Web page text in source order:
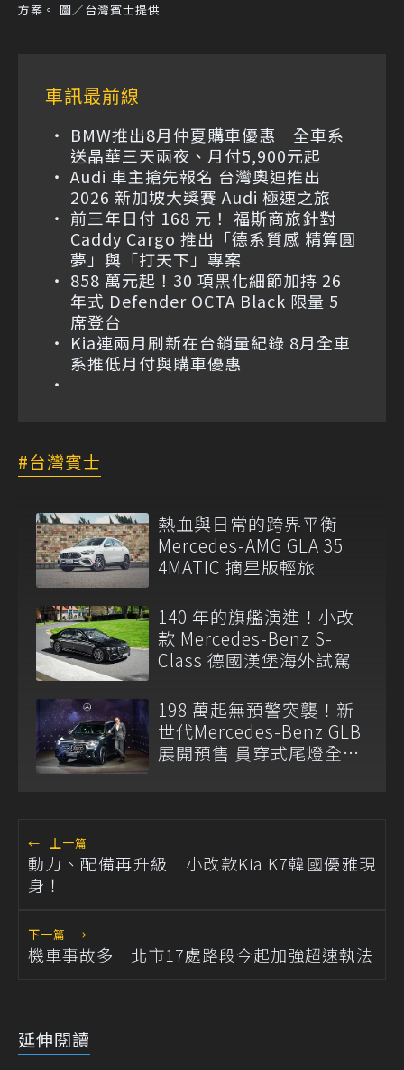
方案。 圖／台灣賓士提供
車訊最前線
BMW推出8月仲夏購車優惠 全車系
送晶華三天兩夜、月付5,900元起
Audi 車主搶先報名 台灣奧迪推出
2026 新加坡大獎賽 Audi 極速之旅
前三年日付 168 元！ 福斯商旅針對
Caddy Cargo 推出「德系質感 精算圓
夢」與「打天下」專案
858 萬元起！30 項黑化細節加持 26
年式 Defender OCTA Black 限量 5
席登台
Kia連兩月刷新在台銷量紀錄 8月全車
系推低月付與購車優惠
台灣賓士
熱血與日常的跨界平衡
Mercedes-AMG GLA 35
4MATIC 摘星版輕旅
140 年的旗艦演進！小改
款 Mercedes-Benz S-
Class 德國漢堡海外試駕
198 萬起無預警突襲！新
世代Mercedes-Benz GLB
展開預售 貫穿式尾燈全球
← 上一篇
動力、配備再升級 小改款Kia K7韓國優雅現
身！
下一篇 →
機車事故多 北市17處路段今起加強超速執法
延伸閱讀